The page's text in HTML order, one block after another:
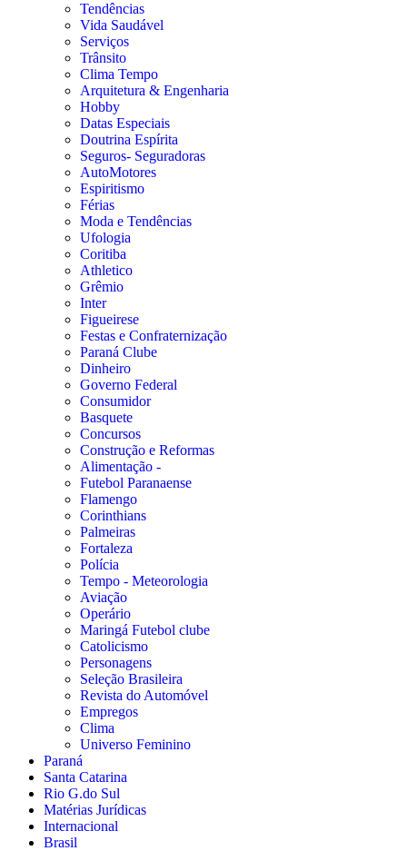
Tendências
Vida Saudável
Serviços
Trânsito
Clima Tempo
Arquitetura & Engenharia
Hobby
Datas Especiais
Doutrina Espírita
Seguros- Seguradoras
AutoMotores
Espiritismo
Férias
Moda e Tendências
Ufologia
Coritiba
Athletico
Grêmio
Inter
Figueirese
Festas e Confraternização
Paraná Clube
Dinheiro
Governo Federal
Consumidor
Basquete
Concursos
Construção e Reformas
Alimentação -
Futebol Paranaense
Flamengo
Corinthians
Palmeiras
Fortaleza
Polícia
Tempo - Meteorologia
Aviação
Operário
Maringá Futebol clube
Catolicismo
Personagens
Seleção Brasileira
Revista do Automóvel
Empregos
Clima
Universo Feminino
Paraná
Santa Catarina
Rio G.do Sul
Matérias Jurídicas
Internacional
Brasil